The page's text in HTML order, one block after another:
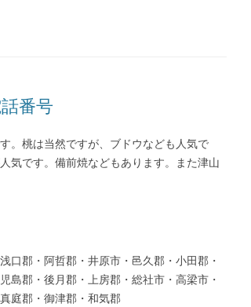
番号
。桃は当然ですが、ブドウなども人気で
気です。備前焼などもあります。また津山
口郡・阿哲郡・井原市・邑久郡・小田郡・
島郡・後月郡・上房郡・総社市・高梁市・
庭郡・御津郡・和気郡